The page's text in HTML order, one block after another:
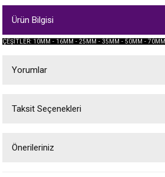
Ürün Bilgisi
ÇEŞİTLER: 10MM - 16MM - 25MM - 35MM - 50MM - 70MM
Yorumlar
Taksit Seçenekleri
Önerileriniz